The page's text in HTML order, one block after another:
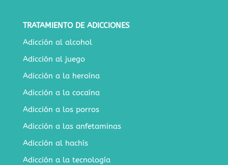
TRATAMIENTO DE ADICCIONES
Adicción al alcohol
Adicción al juego
Adicción a la heroína
Adicción a la cocaína
Adicción a los porros
Adicción a las anfetaminas
Adicción al hachís
Adicción a la tecnología